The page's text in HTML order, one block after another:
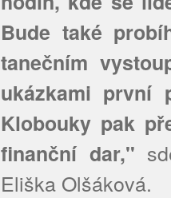
Bude také
tanečním
ukázkami první
Klobouky pak
finanční dar,"
Eliška Olšáková.